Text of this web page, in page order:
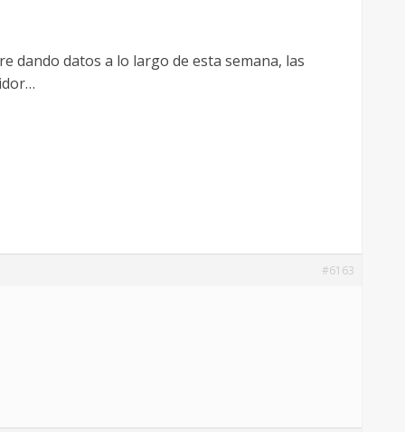
dando datos a lo largo de esta semana, las
#6163